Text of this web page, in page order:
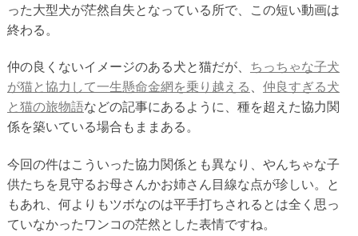
った大型犬が茫然自失となっている所で、この短い動画は
終わる。
仲の良くないイメージのある犬と猫だが、 ちっちゃな子犬
が猫と協力して一生懸命金網を乗り越える
仲良すぎる犬
と猫の旅物語などの記事にあるように、種を超えた協力関
係を築いている場合もままある。
今回の件はこういった協力関係とも異なり、やんちゃな子
供たちを見守るお母さんかお姉さん目線な点が珍しい。と
もあれ、何よりもツボなのは平手打ちされるとは全く思っ
ていなかったワンコの茫然とした表情ですね。